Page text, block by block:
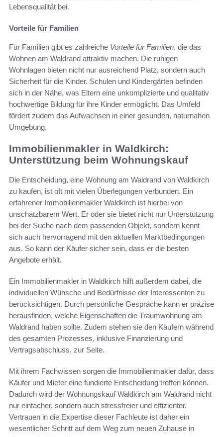
Lebensqualität bei.
Vorteile für Familien
Für Familien gibt es zahlreiche Vorteile für Familien, die das
Wohnen am Waldrand attraktiv machen. Die ruhigen
Wohnlagen bieten nicht nur ausreichend Platz, sondern auch
Sicherheit für die Kinder. Schulen und Kindergärten befinden
sich in der Nähe, was Eltern eine unkomplizierte und qualitativ
hochwertige Bildung für ihre Kinder ermöglicht. Das Umfeld
fördert zudem das Aufwachsen in einer gesunden, naturnahen
Umgebung.
Immobilienmakler in Waldkirch:
Unterstützung beim Wohnungskauf
Die Entscheidung, eine Wohnung am Waldrand von Waldkirch
zu kaufen, ist oft mit vielen Überlegungen verbunden. Ein
erfahrener Immobilienmakler Waldkirch ist hierbei von
unschätzbarem Wert. Er oder sie bietet nicht nur Unterstützung
bei der Suche nach dem passenden Objekt, sondern kennt
sich auch hervorragend mit den aktuellen Marktbedingungen
aus. So kann der Käufer sicher sein, dass er die besten
Angebote erhält.
Ein Immobilienmakler in Waldkirch hilft außerdem dabei, die
individuellen Wünsche und Bedürfnisse der Interessenten zu
berücksichtigen. Durch persönliche Gespräche kann er präzise
herausfinden, welche Eigenschaften die Traumwohnung am
Waldrand haben sollte. Zudem stehen sie den Käufern während
des gesamten Prozesses, inklusive Finanzierung und
Vertragsabschluss, zur Seite.
Mit ihrem Fachwissen sorgen die Immobilienmakler dafür, dass
Käufer und Mieter eine fundierte Entscheidung treffen können.
Dadurch wird der Wohnungskauf Waldkirch am Waldrand nicht
nur einfacher, sondern auch stressfreier und effizienter.
Vertrauen in die Expertise dieser Fachleute ist daher ein
wesentlicher Schritt auf dem Weg zum neuen Zuhause in